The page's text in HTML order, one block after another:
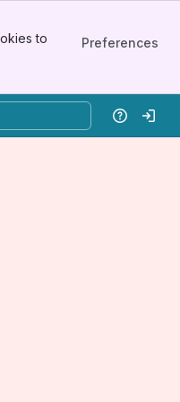
to
Preferences
HelpLog in